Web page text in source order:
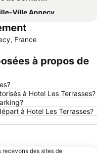
Ville Annecy
du Lac d'Annecy
Régional du Massif des Bauges
de la Vieille-Ville
- Casino Grand Cercle
France
à propos de
à Hotel Les Terrasses?
à Hotel Les Terrasses?
recevons des sites de